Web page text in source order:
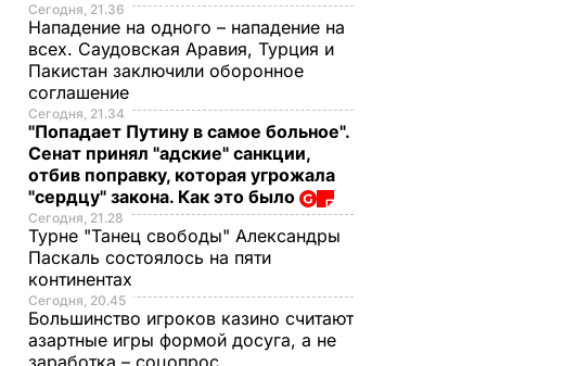
Сегодня, 21.36
Нападение на одного – нападение на
всех. Саудовская Аравия, Турция и
Пакистан заключили оборонное
соглашение
Сегодня, 21.34
"Попадает Путину в самое больное".
Сенат принял "адские" санкции,
отбив поправку, которая угрожала
"сердцу" закона. Как это было
Сегодня, 21.28
Турне "Танец свободы" Александры
Паскаль состоялось на пяти
континентах
Сегодня, 20.45
Большинство игроков казино считают
азартные игры формой досуга, а не
заработка – соцопрос